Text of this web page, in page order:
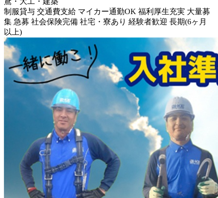
制服貸与 交通費支給 マイカー通勤OK 福利厚生充実 大量募
集 急募 社会保険完備 社宅・寮あり 経験者歓迎 長期(6ヶ月
以上)